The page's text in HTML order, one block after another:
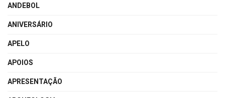
ANDEBOL
ANIVERSÁRIO
APELO
APOIOS
APRESENTAÇÃO